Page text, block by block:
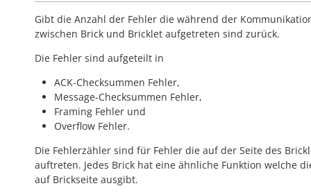
Gibt die Anzahl der Fehler die während der
zwischen Brick und Bricklet aufgetreten sind zurück.
Die Fehler sind aufgeteilt in
ACK-Checksummen Fehler,
Message-Checksummen Fehler,
Framing Fehler und
Overflow Fehler.
Die Fehlerzähler sind für Fehler die auf der Seite des
auftreten. Jedes Brick hat eine ähnliche Funktion welche
auf Brickseite ausgibt.